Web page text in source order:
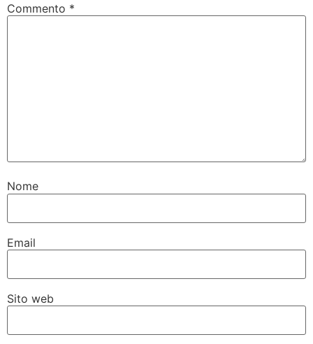
Commento *
Nome
Email
Sito web